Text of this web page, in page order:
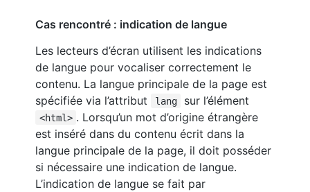
Cas rencontré : indication de langue
Les lecteurs d’écran utilisent les indications
de langue pour vocaliser correctement le
contenu. La langue principale de la page est
spécifiée via l’attribut
lang sur l’élément
<html> . Lorsqu’un mot d’origine étrangère
est inséré dans du contenu écrit dans la
langue principale de la page, il doit posséder
si nécessaire une indication de langue.
L’indication de langue se fait par